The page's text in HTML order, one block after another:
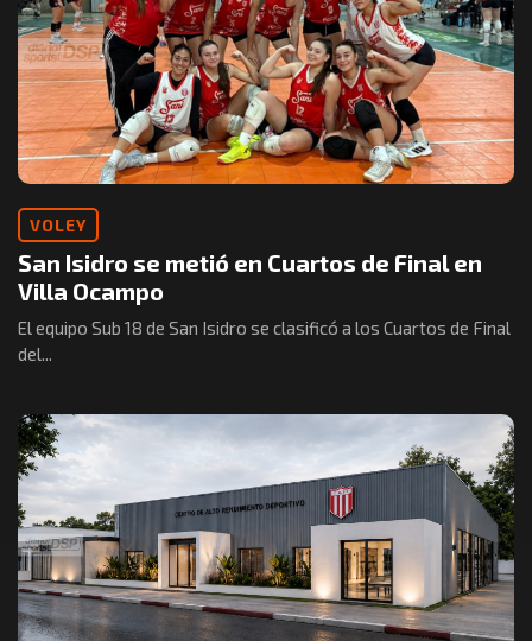
VOLEY
San Isidro se metió en Cuartos de Final en
Villa Ocampo
El equipo Sub 18 de San Isidro se clasificó a los Cuartos de Final
del...